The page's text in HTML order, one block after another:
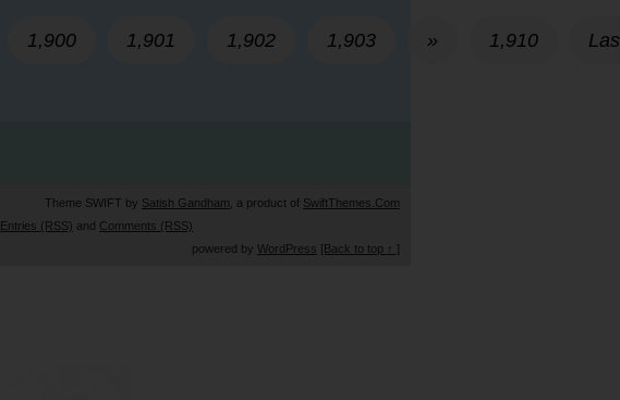
1,900 1,901 1,902 1,903 » 1,910
Theme SWIFT by Satish Gandham , a product of SwiftThemes.Com
Entries (RSS) and Comments (RSS)
powered by WordPress [Back to top ↑ ]